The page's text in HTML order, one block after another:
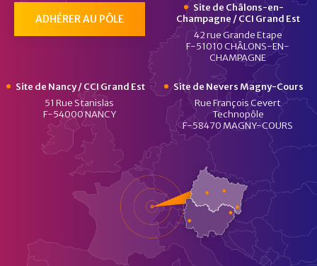
ADHÉRER AU PÔLE
Site de Châlons-en-
Champagne / CCI Grand Est
42 rue Grande Etape
F-51010 CHÂLONS-EN-
CHAMPAGNE
Site de Nancy / CCI Grand Est
51 Rue Stanislas
F-54000 NANCY
Site de Nevers Magny-Cours
Rue François Cevert
Technopôle
F-58470 MAGNY-COURS